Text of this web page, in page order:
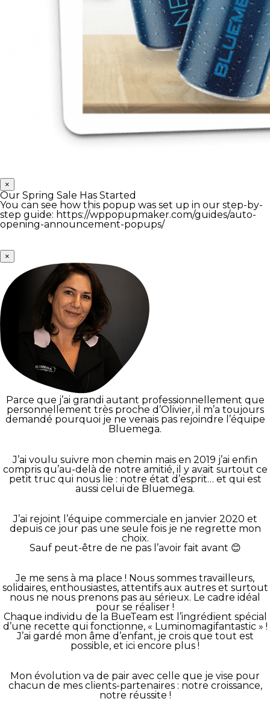
×
Our Spring Sale Has Started
You can see how this popup was set up in our step-by-
step guide: https://wppopupmaker.com/guides/auto-
opening-announcement-popups/
×
Parce que j’ai grandi autant professionnellement que
personnellement très proche d’Olivier, il m’a toujours
demandé pourquoi je ne venais pas rejoindre l’équipe
Bluemega.
J’ai voulu suivre mon chemin mais en 2019 j’ai enfin
compris qu’au-delà de notre amitié, il y avait surtout ce
petit truc qui nous lie : notre état d’esprit… et qui est
aussi celui de Bluemega.
J’ai rejoint l’équipe commerciale en janvier 2020 et
depuis ce jour pas une seule fois je ne regrette mon
choix.
Sauf peut-être de ne pas l’avoir fait avant 😊
Je me sens à ma place ! Nous sommes travailleurs,
solidaires, enthousiastes, attentifs aux autres et surtout
nous ne nous prenons pas au sérieux. Le cadre idéal
pour se réaliser !
Chaque individu de la BueTeam est l’ingrédient spécial
d’une recette qui fonctionne, « Luminomagifantastic » !
J’ai gardé mon âme d’enfant, je crois que tout est
possible, et ici encore plus !
Mon évolution va de pair avec celle que je vise pour
chacun de mes clients-partenaires : notre croissance,
notre réussite !